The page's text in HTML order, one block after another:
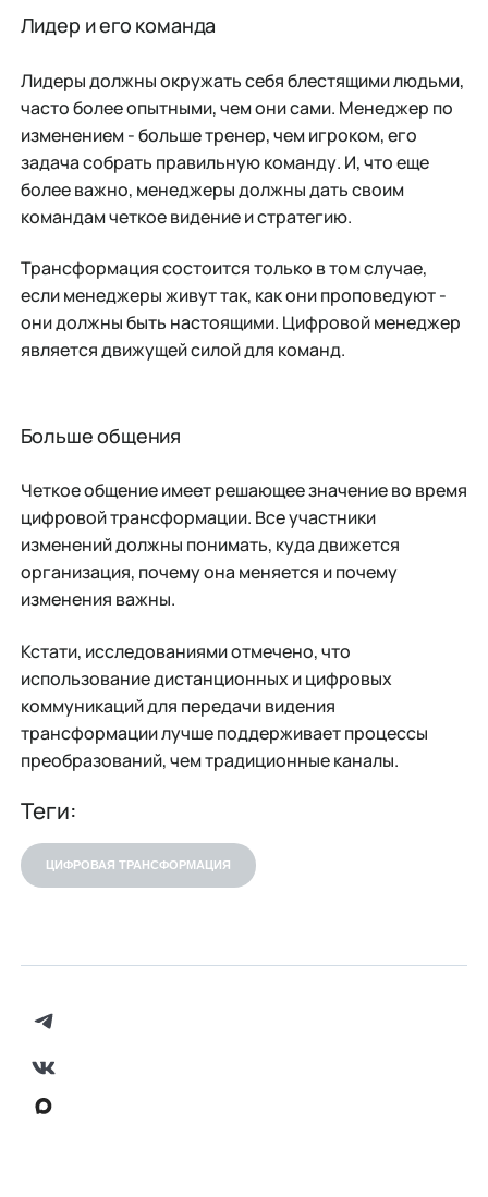
Лидер и его команда
Лидеры должны окружать себя блестящими людьми,
часто более опытными, чем они сами. Менеджер по
изменением - больше тренер, чем игроком, его
задача собрать правильную команду. И, что еще
более важно, менеджеры должны дать своим
командам четкое видение и стратегию.
Трансформация состоится только в том случае,
если менеджеры живут так, как они проповедуют -
они должны быть настоящими. Цифровой менеджер
является движущей силой для команд.
Больше общения
Четкое общение имеет решающее значение во время
цифровой трансформации. Все участники
изменений должны понимать, куда движется
организация, почему она меняется и почему
изменения важны.
Кстати, исследованиями отмечено, что
использование дистанционных и цифровых
коммуникаций для передачи видения
трансформации лучше поддерживает процессы
преобразований, чем традиционные каналы.
Теги:
ЦИФРОВАЯ ТРАНСФОРМАЦИЯ